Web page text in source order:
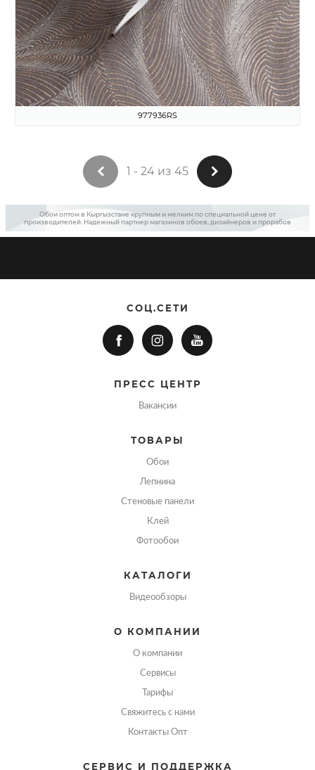
977936RS
1 - 24 из 45
Обои оптом в Кыргызстане крупным и мелким по специальной цене от
производителей. Надежный партнер магазинов обоев, дизайнеров и прорабов
СОЦ.СЕТИ
ПРЕСС ЦЕНТР
Вакансии
ТОВАРЫ
Обои
Лепнина
Стеновые панели
Клей
Фотообои
КАТАЛОГИ
Видеообзоры
О КОМПАНИИ
О компании
Сервисы
Тарифы
Свяжитесь с нами
Контакты Опт
СЕРВИС И ПОДДЕРЖКА